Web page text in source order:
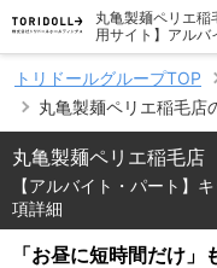
丸亀製麺ペリエ
用サイト】アルバ
トリドールグループTOP
丸亀製麺ペリエ稲毛店
丸亀製麺ペリエ稲毛店
【アルバイト・パート】
項詳細
「お昼に短時間だけ